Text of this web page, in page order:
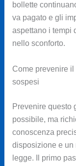
bollette
va pagato e gli
aspettano i tempi
nello sconforto.
Come prevenire
sospesi
Prevenire questo
possibile, ma
conoscenza
disposizione e un
legge. Il primo